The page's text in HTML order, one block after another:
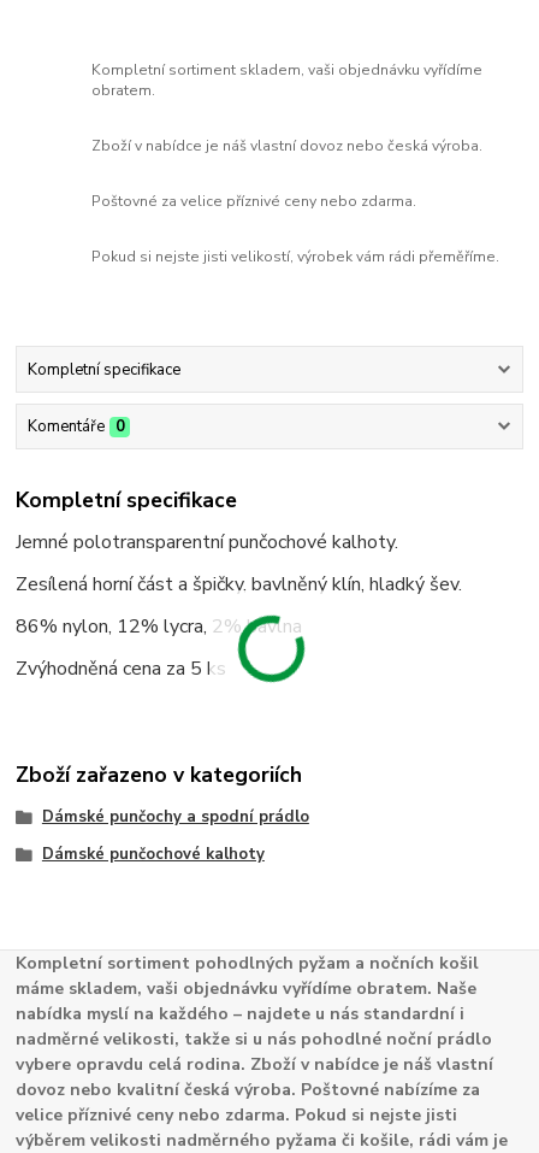
Kompletní sortiment skladem, vaši objednávku vyřídíme
obratem.
Zboží v nabídce je náš vlastní dovoz nebo česká výroba.
Poštovné za velice příznivé ceny nebo zdarma.
Pokud si nejste jisti velikostí, výrobek vám rádi přeměříme.
Kompletní specifikace
Komentáře 0
Kompletní specifikace
Jemné polotransparentní punčochové kalhoty.
Zesílená horní část a špičky, bavlněný klín, hladký šev.
86% nylon, 12% lycra, 2% bavlna
Zvýhodněná cena za 5 ks
Zboží zařazeno v kategoriích
Dámské punčochy a spodní prádlo
Dámské punčochové kalhoty
Kompletní sortiment pohodlných pyžam a nočních košil
máme skladem, vaši objednávku vyřídíme obratem. Naše
nabídka myslí na každého – najdete u nás standardní i
nadměrné velikosti, takže si u nás pohodlné noční prádlo
vybere opravdu celá rodina. Zboží v nabídce je náš vlastní
dovoz nebo kvalitní česká výroba. Poštovné nabízíme za
velice příznivé ceny nebo zdarma. Pokud si nejste jisti
výběrem velikosti nadměrného pyžama či košile, rádi vám je